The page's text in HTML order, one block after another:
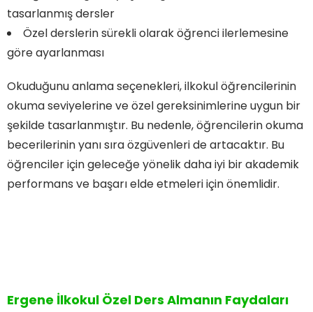
tasarlanmış dersler
Özel derslerin sürekli olarak öğrenci ilerlemesine
göre ayarlanması
Okuduğunu anlama seçenekleri, ilkokul öğrencilerinin
okuma seviyelerine ve özel gereksinimlerine uygun bir
şekilde tasarlanmıştır. Bu nedenle, öğrencilerin okuma
becerilerinin yanı sıra özgüvenleri de artacaktır. Bu
öğrenciler için geleceğe yönelik daha iyi bir akademik
performans ve başarı elde etmeleri için önemlidir.
Ergene İlkokul Özel Ders Almanın Faydaları